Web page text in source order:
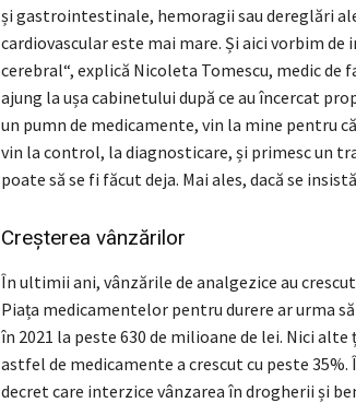
și gastrointestinale, hemoragii sau dereglări
cardiovascular este mai mare. Și aici vorbim
cerebral“, explică Nicoleta Tomescu, medic de
ajung la ușa cabinetului după ce au încercat
un pumn de medicamente, vin la mine pentru
vin la control, la diagnosticare, și primesc un
poate să se fi făcut deja. Mai ales, dacă se
Creșterea vânzărilor
În ultimii ani, vânzările de analgezice au
Piața medicamentelor pentru durere ar urma
în 2021 la peste 630 de milioane de lei. Nici
astfel de medicamente a crescut cu peste
decret care interzice vânzarea în drogherii și